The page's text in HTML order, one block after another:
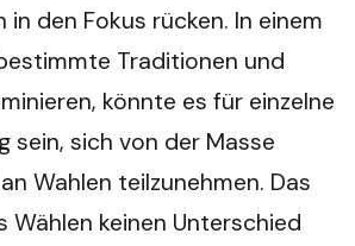
in den Fokus rücken. In einem
Traditionen und
könnte es für einzelne
sein, sich von der Masse
Wahlen teilzunehmen. Das
Wählen keinen Unterschied